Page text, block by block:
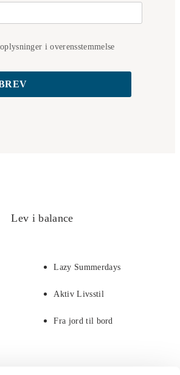
i overensstemmelse
Lev i balance
Lazy Summerdays
Aktiv Livsstil
Fra jord til bord